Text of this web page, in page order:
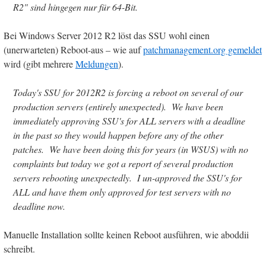
R2" sind hingegen nur für 64-Bit.
Bei Windows Server 2012 R2 löst das SSU wohl einen
(unerwarteten) Reboot-aus – wie aufpatchmanagement.org gemeldet
wird (gibt mehrereMeldungen).
Today's SSU for 2012R2 is forcing a reboot on several of our
production servers (entirely unexpected). We have been
immediately approving SSU's for ALL servers with a deadline
in the past so they would happen before any of the other
patches. We have been doing this for years (in WSUS) with no
complaints but today we got a report of several production
servers rebooting unexpectedly. I un-approved the SSU's for
ALL and have them only approved for test servers with no
deadline now.
Manuelle Installation sollte keinen Reboot ausführen, wie aboddii
schreibt.